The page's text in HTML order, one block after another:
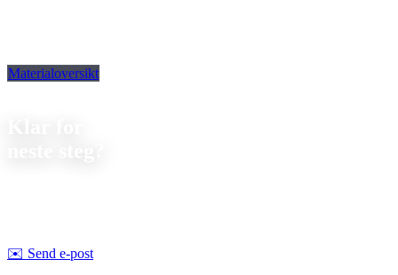
Materialoversikt
✉️ Send e-post